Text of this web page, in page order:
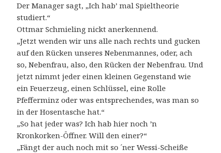
Der Manager sagt, „Ich hab’ mal Spieltheorie
studiert.“
Ottmar Schmieling nickt anerkennend.
„Jetzt wenden wir uns alle nach rechts und gucken
auf den Rücken unseres Nebenmannes, oder, ach
so, Nebenfrau, also, den Rücken der Nebenfrau. Und
jetzt nimmt jeder einen kleinen Gegenstand wie
ein Feuerzeug, einen Schlüssel, eine Rolle
Pfefferminz oder was entsprechendes, was man so
in der Hosentasche hat.“
„So hat jeder was? Ich hab hier noch ’n
Kronkorken-Öffner. Will den einer?“
„Fängt der auch noch mit so ´ner Wessi-Scheiße